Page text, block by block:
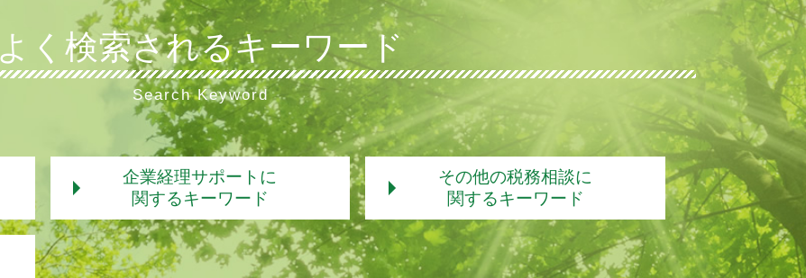
よく検索されるキーワード
Search Keyword
企業経理サポートに
関するキーワード
年末調整 いつ
年末調整 保険料控除 計算
その他の税務相談に
関するキーワード
経営相談
個人事業 経営相談